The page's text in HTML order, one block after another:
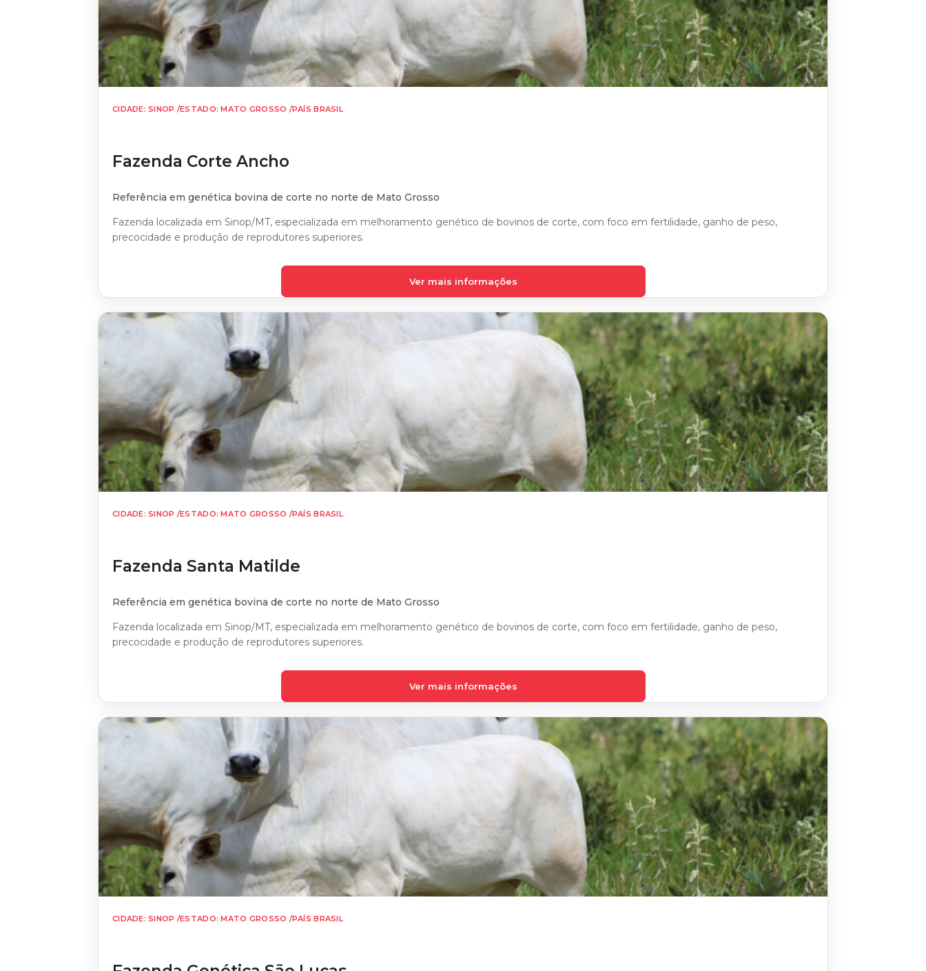
CIDADE: SINOP /ESTADO: MATO GROSSO /PAÍS BRASIL
Fazenda Corte Ancho
Referência em genética bovina de corte no norte de Mato Grosso
Fazenda localizada em Sinop/MT, especializada em melhoramento genético de bovinos de corte, com foco em fertilidade, ganho de peso,
precocidade e produção de reprodutores superiores.
Ver mais informações
CIDADE: SINOP /ESTADO: MATO GROSSO /PAÍS BRASIL
Fazenda Santa Matilde
Referência em genética bovina de corte no norte de Mato Grosso
Fazenda localizada em Sinop/MT, especializada em melhoramento genético de bovinos de corte, com foco em fertilidade, ganho de peso,
precocidade e produção de reprodutores superiores.
Ver mais informações
CIDADE: SINOP /ESTADO: MATO GROSSO /PAÍS BRASIL